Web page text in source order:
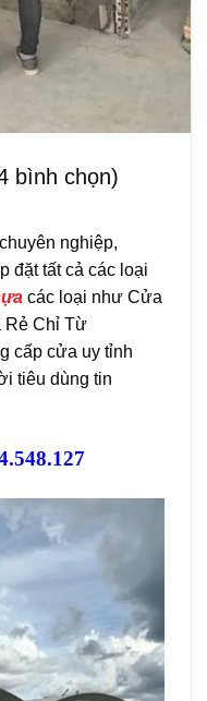
bình chọn)
nghiệp,
đặt tất cả các loại
các loại như Cửa
Rẻ Chỉ Từ
cấp cửa uy tỉnh
tiêu dùng tin